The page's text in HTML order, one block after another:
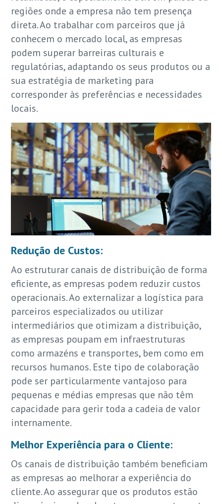
regiões onde a empresa não tem presença
direta. Ao trabalhar com parceiros que já
conhecem o mercado local, as empresas
podem superar barreiras culturais e
regulatórias, adaptando os seus produtos ou a
sua estratégia de marketing para
corresponder às preferências e necessidades
locais.
Redução de Custos:
Ao estruturar canais de distribuição de forma
eficiente, as empresas podem reduzir custos
operacionais. Ao externalizar a logística para
parceiros especializados ou utilizar
intermediários que otimizam a distribuição,
as empresas poupam em infraestruturas
como armazéns e transportes, bem como em
recursos humanos. Este tipo de colaboração
pode ser particularmente vantajoso para
pequenas e médias empresas que não têm
capacidade para gerir toda a cadeia de valor
internamente.
Melhor Experiência para o Cliente:
Os canais de distribuição também beneficiam
as empresas ao melhorar a experiência do
cliente. Ao assegurar que os produtos estão